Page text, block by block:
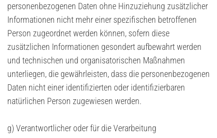
personenbezogenen Daten ohne Hinzuziehung zusätzlicher
Informationen nicht mehr einer spezifischen betroffenen
Person zugeordnet werden können, sofern diese
zusätzlichen Informationen gesondert aufbewahrt werden
und technischen und organisatorischen Maßnahmen
unterliegen, die gewährleisten, dass die personenbezogenen
Daten nicht einer identifizierten oder identifizierbaren
natürlichen Person zugewiesen werden.
g) Verantwortlicher oder für die Verarbeitung